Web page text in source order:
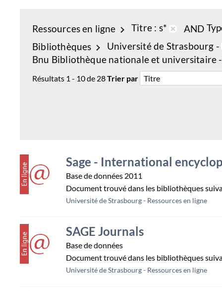
Ressources en ligne Titre
s*
Retirer
de
la
recherche
courante
AND
Bibliothèques
Université de Strasbourg -
Bnu Bibliothèque nationale et universitaire
Résultats 1 - 10de 28Trier par
Sage - International
Base de données 2011
Document trouvé dans les bibliothèques
Université de Strasbourg - Ressources en ligne
SAGE Journals
Base de données
Document trouvé dans les bibliothèques
Université de Strasbourg - Ressources en ligne